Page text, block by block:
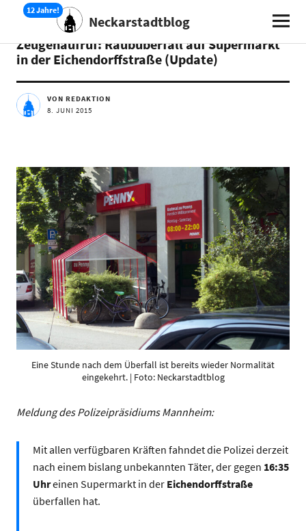
Neckarstadtblog
AKTUELLES
Zeugenaufruf: Raubüberfall auf Supermarkt
in der Eichendorffstraße (Update)
VON REDAKTION
8. JUNI 2015
Eine Stunde nach dem Überfall ist bereits wieder Normalität
eingekehrt. | Foto: Neckarstadtblog
Meldung des Polizeipräsidiums Mannheim:
Mit allen verfügbaren Kräften fahndet die Polizei derzeit
nach einem bislang unbekannten Täter, der gegen 16:35
Uhreinen Supermarkt in der Eichendorffstraße
überfallen hat.